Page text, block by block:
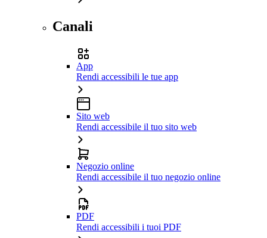
Canali
App
Rendi accessibili le tue app
Sito web
Rendi accessibile il tuo sito web
Negozio online
Rendi accessibile il tuo negozio online
PDF
Rendi accessibili i tuoi PDF